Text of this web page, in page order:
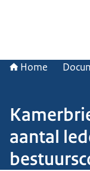
Home
aantal